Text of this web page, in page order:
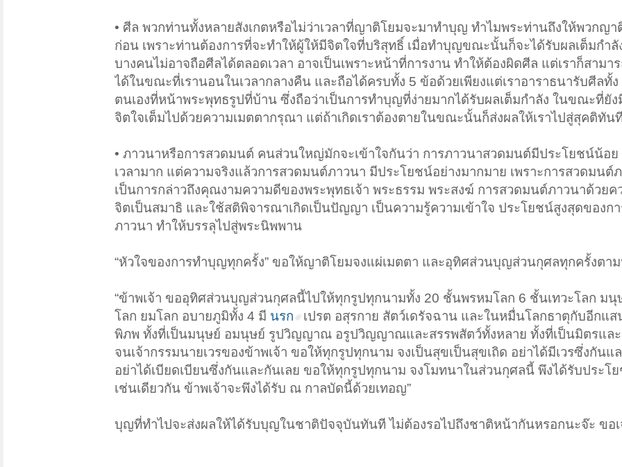
• ศีล พวกท่านทั้งหลายสังเกตหรือไม่ว่าเวลาที่ญาติโยมจะมาทำบุญ ทำไมพระท่านถึงให้พวกญ
ก่อน เพราะท่านต้องการที่จะทำให้ผู้ให้มีจิตใจที่บริสุทธิ์ เมื่อทำบุญขณะนั้นก็จะได้รับผลเต็มกำลั
บางคนไม่อาจถือศีลได้ตลอดเวลา อาจเป็นเพราะหน้าที่การงาน ทำให้ต้องผิดศีล แต่เราก็สามา
ได้ในขณะที่เรานอนในเวลากลางคืน และถือได้ครบทั้ง 5 ข้อด้วยเพียงแต่เราอาราธนารับศีลทั้ง
ตนเองที่หน้าพระพุทธรูปที่บ้าน ซึ่งถือว่าเป็นการทำบุญที่ง่ายมากได้รับผลเต็มกำลัง ในขณะที่ยั
จิตใจเต็มไปด้วยความเมตตากรุณา แต่ถ้าเกิดเราต้องตายในขณะนั้นก็ส่งผลให้เราไปสู่สุคติทัน
• ภาวนาหรือการสวดมนต์ คนส่วนใหญ่มักจะเข้าใจกันว่า การภาวนาสวดมนต์มีประโยชน์น้อย
เวลามาก แต่ความจริงแล้วการสวดมนต์ภาวนา มีประโยชน์อย่างมากมาย เพราะการสวดมนต์
เป็นการกล่าวถึงคุณงามความดีของพระพุทธเจ้า พระธรรม พระสงฆ์ การสวดมนต์ภาวนาด้วยค
จิตเป็นสมาธิ และใช้สติพิจารณาเกิดเป็นปัญญา เป็นความรู้ความเข้าใจ ประโยชน์สูงสุดของก
ภาวนา ทำให้บรรลุไปสู่พระนิพพาน
“หัวใจของการทำบุญทุกครั้ง” ขอให้ญาติโยมจงแผ่เมตตา และอุทิศส่วนบุญส่วนกุศลทุกครั้งตา
“ข้าพเจ้า ขออุทิศส่วนบุญส่วนกุศลนี้ไปให้ทุกรูปทุกนามทั้ง 20 ชั้นพรหมโลก 6 ชั้นเทวะโลก มนุ
โลก ยมโลก อบายภูมิทั้ง 4 มี นรก
เปรต อสุรกาย สัตว์เดรัจฉาน และในหมื่นโลกธาตุกับอีกแส
พิภพ ทั้งที่เป็นมนุษย์ อมนุษย์ รูปวิญญาณ อรูปวิญญาณและสรรพสัตว์ทั้งหลาย ทั้งที่เป็นมิตรแล
จนเจ้ากรรมนายเวรของข้าพเจ้า ขอให้ทุกรูปทุกนาม จงเป็นสุขเป็นสุขเถิด อย่าได้มีเวรซึ่งกันแ
อย่าได้เบียดเบียนซึ่งกันและกันเลย ขอให้ทุกรูปทุกนาม จงโมทนาในส่วนกุศลนี้ พึงได้รับประโ
เช่นเดียวกัน ข้าพเจ้าจะพึงได้รับ ณ กาลบัดนี้ด้วยเทอญ”
บุญที่ทำไปจะส่งผลให้ได้รับบุญในชาติปัจจุบันทันที ไม่ต้องรอไปถึงชาติหน้ากันหรอกนะจ๊ะ ขอ